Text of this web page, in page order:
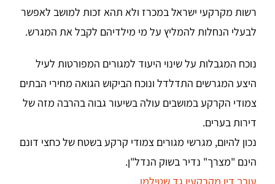
רשות מקרקעי ישראל במכרז ולא תהא זכות למושב לאפשר
לבעלי הנחלות להמליץ על מי מילדיהם לקבל את המגרש.
נוכח המגבלות על שינוי היעוד למגורים המפורטות לעיל
היצע המגרשים התדלדל ונוכח הביקוש הגואה מחירי הבתים
צמודי הקרקע במושבים עולה בשיעור גבוה בהרבה מזה של
דירות בערים.
נכון להיום, מגרשי מגורים צמודי קרקע בשטח של כחצי דונם
הינם "מצרך" נדיר בשוק הנדל"ן.